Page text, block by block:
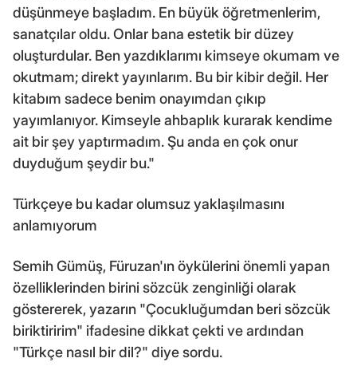
düşünmeye başladım. En büyük öğretmenlerim,
sanatçılar oldu. Onlar bana estetik bir düzey
oluşturdular. Ben yazdıklarımı kimseye okumam ve
okutmam; direkt yayınlarım. Bu bir kibir değil. Her
kitabım sadece benim onayımdan çıkıp
yayımlanıyor. Kimseyle ahbaplık kurarak kendime
ait bir şey yaptırmadım. Şu anda en çok onur
duyduğum şeydir bu."
Türkçeye bu kadar olumsuz yaklaşılmasını
anlamıyorum
Semih Gümüş, Füruzan'ın öykülerini önemli yapan
özelliklerinden birini sözcük zenginliği olarak
göstererek, yazarın "Çocukluğumdan beri sözcük
biriktiririm" ifadesine dikkat çekti ve ardından
"Türkçe nasıl bir dil?" diye sordu.